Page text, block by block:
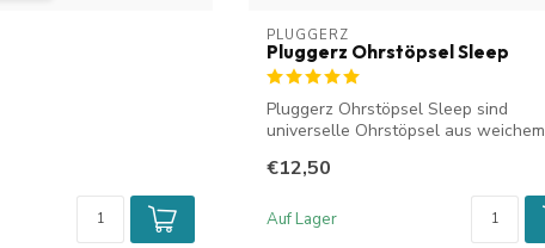
PLUGGERZ
Pluggerz Ohrstöpsel Sleep
Pluggerz Ohrstöpsel Sleep sind
universelle Ohrstöpsel aus weichem
€12,50
Auf Lager